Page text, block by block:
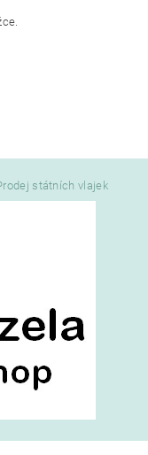
státních vlajek